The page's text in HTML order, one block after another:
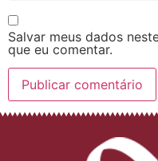
Salvar meus dados
que eu comentar.